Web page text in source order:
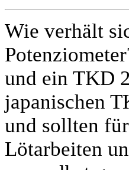
Wie verhält
und ein TKD
japanischen
und sollten
Lötarbeiten